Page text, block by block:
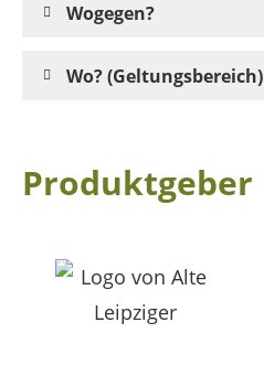
Wogegen?
Wo? (Geltungsbereich)
Produktgeber